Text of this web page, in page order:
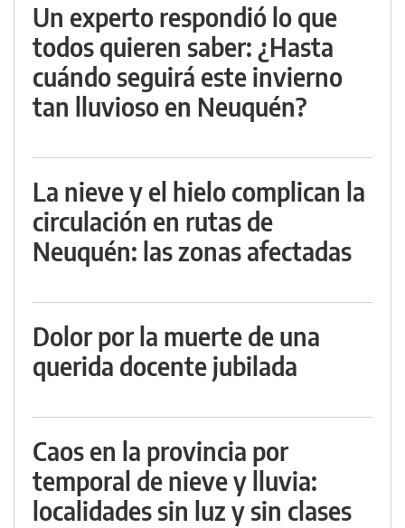
Un experto respondió lo que
todos quieren saber: ¿Hasta
cuándo seguirá este invierno
tan lluvioso en Neuquén?
La nieve y el hielo complican la
circulación en rutas de
Neuquén: las zonas afectadas
Dolor por la muerte de una
querida docente jubilada
Caos en la provincia por
temporal de nieve y lluvia:
localidades sin luz y sin clases